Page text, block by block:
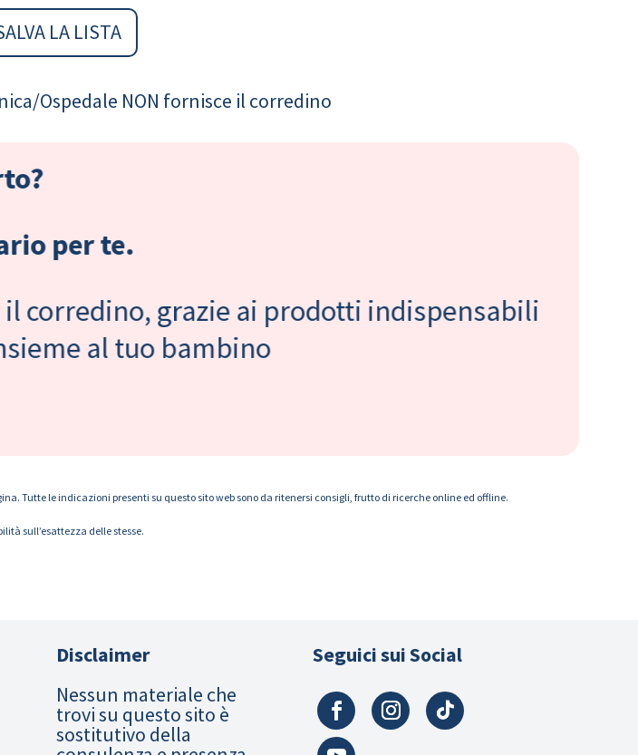
LA LISTA
Ospedale NON fornisce il corredino
per te.
corredino, grazie ai prodotti indispensabili
al tuo bambino
Tutte le indicazioni presenti su questo sito web sono da ritenersi consigli, frutto di ricerche online ed offline.
sull’esattezza delle stesse.
Disclaimer
Nessun materiale che
trovi su questo sito è
sostitutivo della
Seguici sui Social